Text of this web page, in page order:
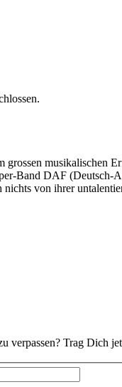
Band DAF
nichts von ihrer
Trag Dich